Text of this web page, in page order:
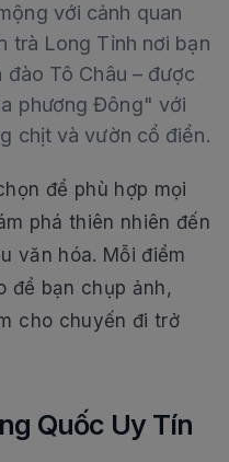
với cảnh quan
trà Long Tỉnh nơi bạn
Tô Châu – được
phương Đông" với
chịt và vườn cổ điển.
để phù hợp mọi
phá thiên nhiên đến
văn hóa. Mỗi điểm
để bạn chụp ảnh,
cho chuyến đi trở
Quốc Uy Tín